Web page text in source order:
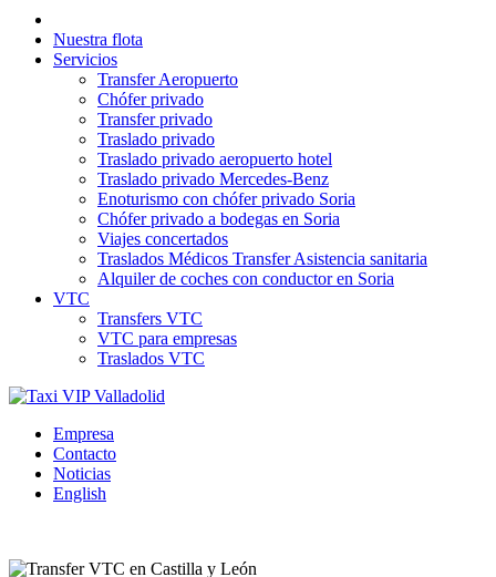
Nuestra flota
Servicios
Transfer Aeropuerto
Chófer privado
Transfer privado
Traslado privado
Traslado privado aeropuerto hotel
Traslado privado Mercedes-Benz
Enoturismo con chófer privado Soria
Chófer privado a bodegas en Soria
Viajes concertados
Traslados Médicos Transfer Asistencia sanitaria
Alquiler de coches con conductor en Soria
VTC
Transfers VTC
VTC para empresas
Traslados VTC
Empresa
Contacto
Noticias
English